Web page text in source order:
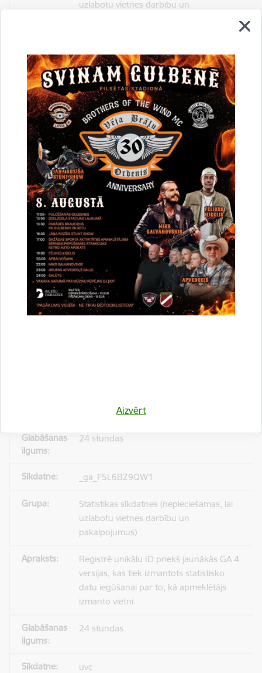
Aizvērt
uzlabotu vietnes darbību un
statistisko datu iegūšanai par to, kā
apmeklētājs izmanto vietni.
2 gadi
_gat
Statistikas sīkdatnes (nepieciešamas, lai
uzlabotu vietnes darbību un
pakalpojumus)
Izmanto Google Analytics, lai samazinātu
pieprasījuma līmeni.
1 minūte
_gid
apmeklētājs izmanto vietni.
24 stundas
_ga_F5L6BZ9QW1
Statistikas sīkdatnes (nepieciešamas, lai
uzlabotu vietnes darbību un
pakalpojumus)
Reģistrē unikālu ID priekš jaunākās GA 4
versijas, kas tiek izmantots statistisko
datu iegūšanai par to, kā apmeklētājs
izmanto vietni.
24 stundas
uvc